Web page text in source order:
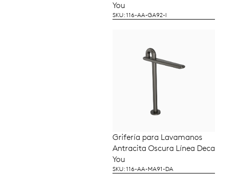
You
SKU: 116-AA-GA92-I
LEER MÁS
Grifería para Lavamanos
Antracita Oscura Línea Deca
You
SKU: 116-AA-MA91-DA